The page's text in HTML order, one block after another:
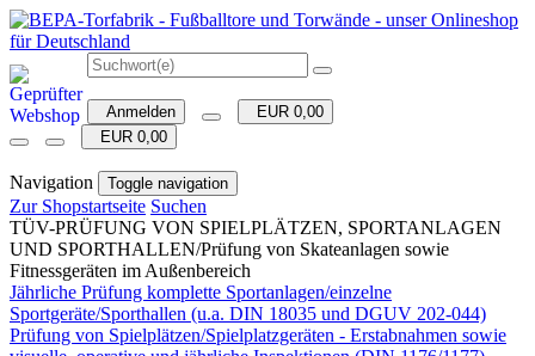
Anmelden
EUR 0,00
EUR 0,00
Navigation Toggle navigation
Zur Shopstartseite Suchen
TÜV-PRÜFUNG VON SPIELPLÄTZEN, SPORTANLAGEN
UND SPORTHALLEN/Prüfung von Skateanlagen sowie
Fitnessgeräten im Außenbereich
Jährliche Prüfung komplette Sportanlagen/einzelne
Sportgeräte/Sporthallen (u.a. DIN 18035 und DGUV 202-044)
Prüfung von Spielplätzen/Spielplatzgeräten - Erstabnahmen sowie